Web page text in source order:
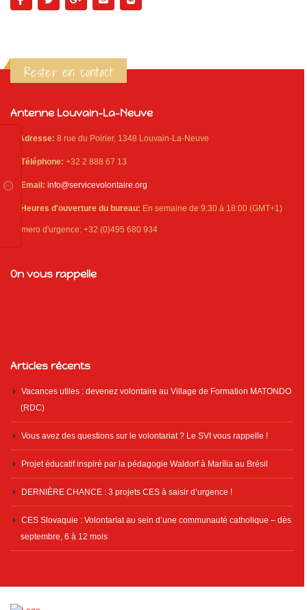
Rester en contact
Antenne Louvain-La-Neuve
Adresse: 8 rue du Poirier, 1348 Louvain-La-Neuve
Téléphone: +32 2 888 67 13
Email: info@servicevolontaire.org
Heures d'ouverture du bureau: En semaine de 9:30 à 18:00 (GMT+1)
Numero d'urgence: +32 (0)495 680 934
On vous rappelle
Articles récents
Vacances utiles : devenez volontaire au Village de Formation MATONDO
(RDC)
Vous avez des questions sur le volontariat ? Le SVI vous rappelle !
Projet éducatif inspiré par la pédagogie Waldorf à Marília au Brésil
DERNIÈRE CHANCE : 3 projets CES à saisir d’urgence !
CES Slovaquie : Volontariat au sein d’une communauté catholique – dès
septembre, 6 à 12 mois